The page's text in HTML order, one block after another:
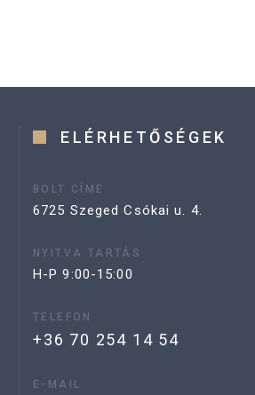
ELÉRHETŐSÉGEK
BOLT CÍME
6725 Szeged Csókai u. 4.
NYITVA TARTÁS
H-P 9:00-15:00
TELEFON
+36 70 254 14 54
E-MAIL